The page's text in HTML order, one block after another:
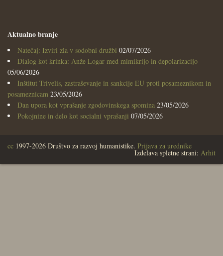
Aktualno branje
Natečaj: Izviri zla v sodobni družbi 02/07/2026
Dialog kot krinka: Anže Logar med mimikrijo in depolarizacijo
05/06/2026
Inštitut Trivelis, zastraševanje in sankcije EU proti posameznikom in
posameznicam 23/05/2026
Dan upora kot vprašanje zgodovinskega spomina 23/05/2026
Pokojnine in delo kot socialni vprašanji 07/05/2026
cc 1997-2026 Društvo za razvoj humanistike. Prijava za urednike
Izdelava spletne strani: Arhit